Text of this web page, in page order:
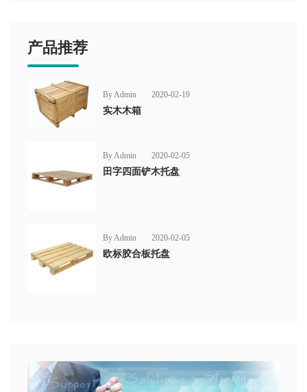
产品推荐
By Admin 2020-02-19
实木木箱
By Admin 2020-02-05
田字四面铲木托盘
By Admin 2020-02-05
欧标胶合板托盘